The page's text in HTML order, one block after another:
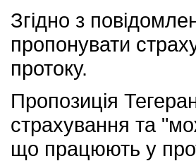
Згідно з
пропонувати
протоку.
Пропозиція
страхування та
що працюють у